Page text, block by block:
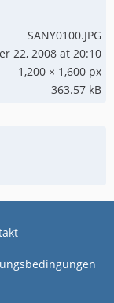
SANY0100.JPG
22, 2008 at 20:10
1,200 × 1,600 px
363.57 kB